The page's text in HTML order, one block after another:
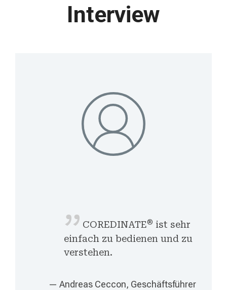
Interview
COREDINATE® ist sehr
einfach zu bedienen und zu
verstehen.
— Andreas Ceccon, Geschäftsführer